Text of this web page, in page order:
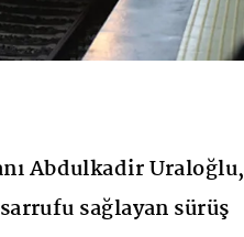
Abdulkadir Uraloğlu,
sağlayan sürüş